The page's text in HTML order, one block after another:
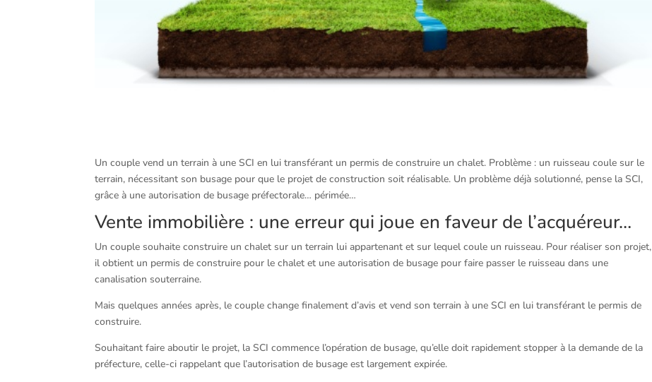
Un couple vend un terrain à une SCI en lui transférant un permis de construire un chalet. Problème : un ruisseau coule sur le
terrain, nécessitant son busage pour que le projet de construction soit réalisable. Un problème déjà solutionné, pense la SCI,
grâce à une autorisation de busage préfectorale… périmée…
Vente immobilière : une erreur qui joue en faveur de l’acquéreur…
Un couple souhaite construire un chalet sur un terrain lui appartenant et sur lequel coule un ruisseau. Pour réaliser son projet,
il obtient un permis de construire pour le chalet et une autorisation de busage pour faire passer le ruisseau dans une
canalisation souterraine.
Mais quelques années après, le couple change finalement d’avis et vend son terrain à une SCI en lui transférant le permis de
construire.
Souhaitant faire aboutir le projet, la SCI commence l’opération de busage, qu’elle doit rapidement stopper à la demande de la
préfecture, celle-ci rappelant que l’autorisation de busage est largement expirée.